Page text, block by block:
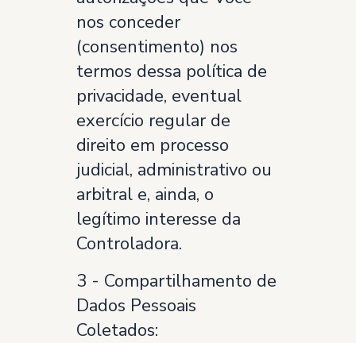
nos conceder
(consentimento) nos
termos dessa política de
privacidade, eventual
exercício regular de
direito em processo
judicial, administrativo ou
arbitral e, ainda, o
legítimo interesse da
Controladora.
3 - Compartilhamento de
Dados Pessoais
Coletados: